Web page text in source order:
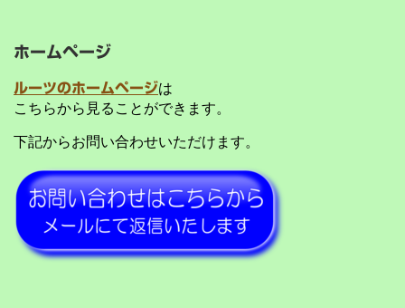
ホームページ
ルーツのホームページは
こちらから見ることができます。
下記からお問い合わせいただけます。